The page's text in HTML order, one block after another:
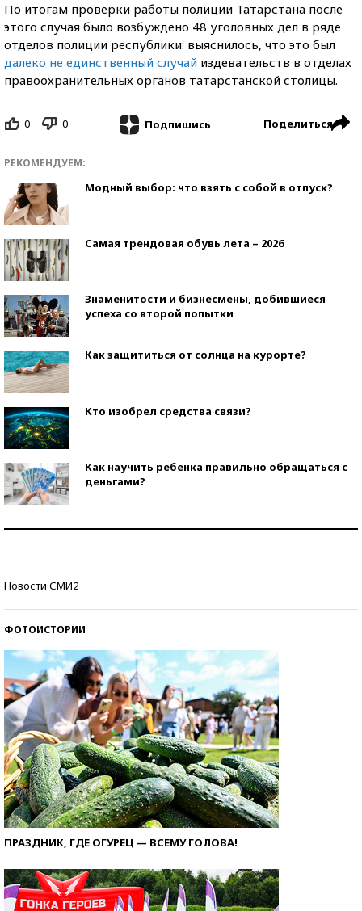
По итогам проверки работы полиции Татарстана после
этого случая было возбуждено 48 уголовных дел в ряде
отделов полиции республики: выяснилось, что это был
далеко не единственный случай издевательств в отделах
правоохранительных органов татарстанской столицы.
0 0 Подпишись Поделиться
РЕКОМЕНДУЕМ:
Модный выбор: что взять с собой в отпуск?
Самая трендовая обувь лета – 2026
Знаменитости и бизнесмены, добившиеся
успеха со второй попытки
Как защититься от солнца на курорте?
Кто изобрел средства связи?
Как научить ребенка правильно обращаться с
деньгами?
Новости СМИ2
ФОТОИСТОРИИ
ПРАЗДНИК, ГДЕ ОГУРЕЦ — ВСЕМУ ГОЛОВА!